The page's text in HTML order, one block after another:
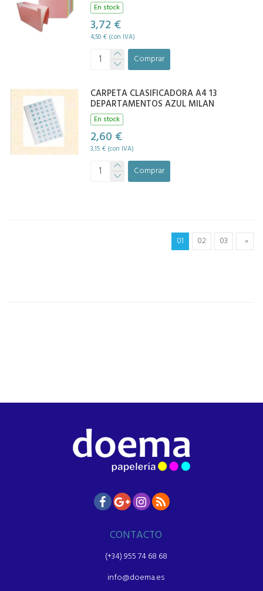
En stock
3,72 €
4,50 € (con IVA)
Comprar
CARPETA CLASIFICADORA A4 13
DEPARTAMENTOS AZUL MILAN
En stock
2,60 €
3,15 € (con IVA)
Comprar
01 02 03 »
CONTACTO
(+34) 955 74 68 68
info@doema.es